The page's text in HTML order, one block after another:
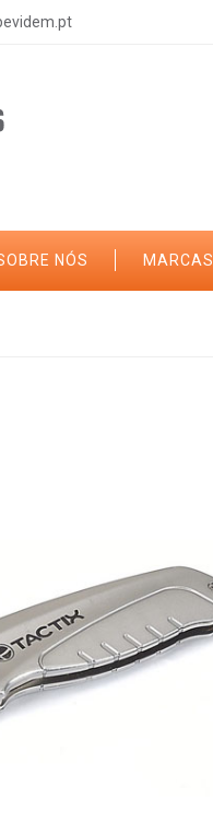
NÓS MARCAS